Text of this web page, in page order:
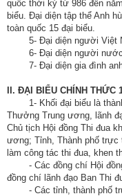
thủ
tục
Hình
thức
thưởng
Các
kỳ
Đại
hội
TĐYN
quốc thời kỳ từ 986 đến
biểu. Đại diện tập thể Anh
toàn quốc 15 đại biểu.
5- Đại diện người Việt
6- Đại diện người
7- Đại diện gia đình
II. ĐẠI BIỂU CHÍNH THỨC
1- Khối đại biểu là
Thưởng Trung ương, lãnh
Chủ tịch Hội đồng Thi đua
ương; Tỉnh, Thành phố
làm công tác thi đua, khen
- Các đồng chí Hội
đồng chí lãnh đạo Ban Thi
- Các tỉnh, thành phố